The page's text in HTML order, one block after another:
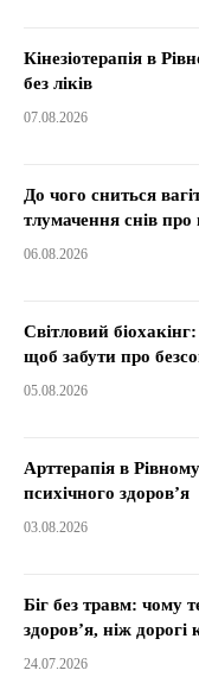
Кінезіотерапія в
без ліків
07.08.2026
До чого сниться
тлумачення снів про
06.08.2026
Світловий
щоб забути про
05.08.2026
Арттерапія в
психічного здоров’я
03.08.2026
Біг без травм: чому
здоров’я, ніж дорогі
24.07.2026